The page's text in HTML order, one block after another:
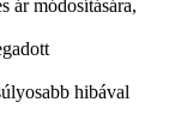
ár módosítására,
hibával